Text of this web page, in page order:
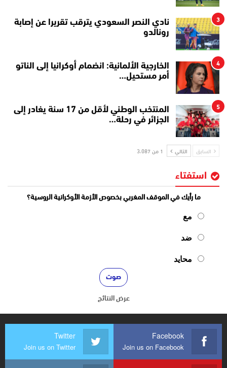
3
نادي النصر السعودي يترقب تقريرا عن إصابة
رونالدو
4
الخارجية الألمانية: انضمام أوكرانيا إلى الناتو
أمر مستحيل…
5
المنتخب الوطني لأقل من 17 سنة يغادر إلى
الجزائر في رحلة…
السابق التالي 1 من 3٬087
استفتاء
ما رأيك في الموقف المغربي بخصوص الأزمة الأوكرانية الروسية؟
مع
ضد
محايد
عرض النتائج
Facebook
Join us on Facebook
Twitter
Join us on Twitter